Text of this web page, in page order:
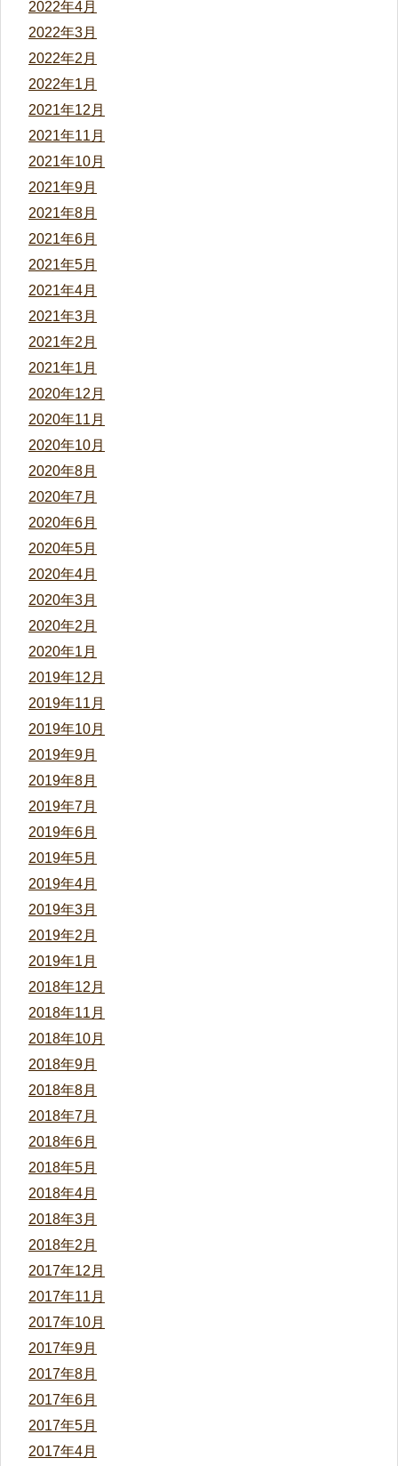
2022年4月
2022年3月
2022年2月
2022年1月
2021年12月
2021年11月
2021年10月
2021年9月
2021年8月
2021年6月
2021年5月
2021年4月
2021年3月
2021年2月
2021年1月
2020年12月
2020年11月
2020年10月
2020年8月
2020年7月
2020年6月
2020年5月
2020年4月
2020年3月
2020年2月
2020年1月
2019年12月
2019年11月
2019年10月
2019年9月
2019年8月
2019年7月
2019年6月
2019年5月
2019年4月
2019年3月
2019年2月
2019年1月
2018年12月
2018年11月
2018年10月
2018年9月
2018年8月
2018年7月
2018年6月
2018年5月
2018年4月
2018年3月
2018年2月
2017年12月
2017年11月
2017年10月
2017年9月
2017年8月
2017年6月
2017年5月
2017年4月